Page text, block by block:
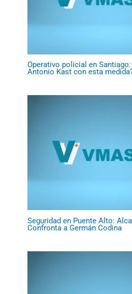
Operativo policial en
Antonio Kast con esta
Seguridad en Puente Alto:
Confronta a Germán Codina